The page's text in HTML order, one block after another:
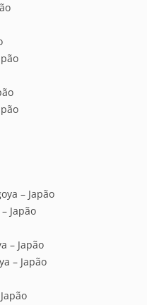
– Japão
Japão
– Japão
– Japão